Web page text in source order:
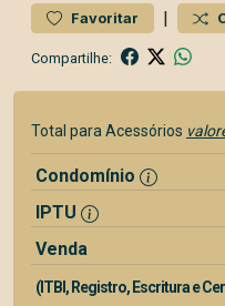
Favoritar |
Compartilhe:
Total para Acessórios
Condomínio
IPTU
Venda
(ITBI, Registro, Escritura e